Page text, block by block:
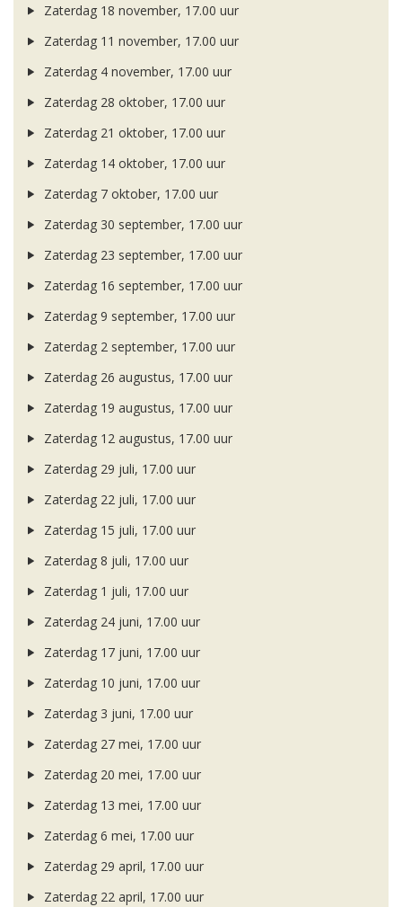
Zaterdag 18 november, 17.00 uur
Zaterdag 11 november, 17.00 uur
Zaterdag 4 november, 17.00 uur
Zaterdag 28 oktober, 17.00 uur
Zaterdag 21 oktober, 17.00 uur
Zaterdag 14 oktober, 17.00 uur
Zaterdag 7 oktober, 17.00 uur
Zaterdag 30 september, 17.00 uur
Zaterdag 23 september, 17.00 uur
Zaterdag 16 september, 17.00 uur
Zaterdag 9 september, 17.00 uur
Zaterdag 2 september, 17.00 uur
Zaterdag 26 augustus, 17.00 uur
Zaterdag 19 augustus, 17.00 uur
Zaterdag 12 augustus, 17.00 uur
Zaterdag 29 juli, 17.00 uur
Zaterdag 22 juli, 17.00 uur
Zaterdag 15 juli, 17.00 uur
Zaterdag 8 juli, 17.00 uur
Zaterdag 1 juli, 17.00 uur
Zaterdag 24 juni, 17.00 uur
Zaterdag 17 juni, 17.00 uur
Zaterdag 10 juni, 17.00 uur
Zaterdag 3 juni, 17.00 uur
Zaterdag 27 mei, 17.00 uur
Zaterdag 20 mei, 17.00 uur
Zaterdag 13 mei, 17.00 uur
Zaterdag 6 mei, 17.00 uur
Zaterdag 29 april, 17.00 uur
Zaterdag 22 april, 17.00 uur